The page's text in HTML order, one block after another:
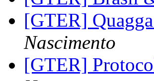
[GTER]
Nascimento
[GTER]